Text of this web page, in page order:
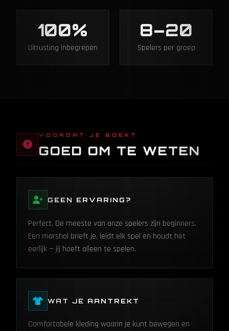
100%
Uitrusting inbegrepen
8–20
Spelers per groep
VOORDAT JE BOEKT
GOED OM TE WETEN
GEEN ERVARING?
Perfect. De meeste van onze spelers zijn beginners.
Een marshal brieft je, leidt elk spel en houdt het
eerlijk — jij hoeft alleen te spelen.
WAT JE AANTREKT
Comfortabele kleding waarin je kunt bewegen en